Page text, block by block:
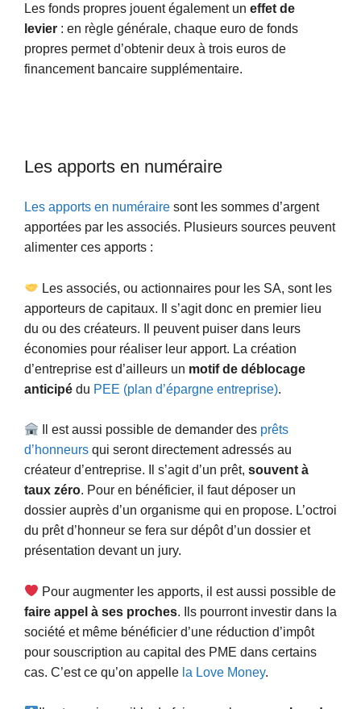
Les fonds propres jouent également un effet de
levier : en règle générale, chaque euro de fonds
propres permet d’obtenir deux à trois euros de
financement bancaire supplémentaire.
Les apports en numéraire
Les apports en numéraire sont les sommes d’argent
apportées par les associés. Plusieurs sources peuvent
alimenter ces apports :
Les associés, ou actionnaires pour les SA, sont les
apporteurs de capitaux. Il s’agit donc en premier lieu
du ou des créateurs. Il peuvent puiser dans leurs
économies pour réaliser leur apport. La création
d’entreprise est d’ailleurs un motif de déblocage
anticipé du PEE (plan d’épargne entreprise).
Il est aussi possible de demander des prêts
d’honneurs qui seront directement adressés au
créateur d’entreprise. Il s’agit d’un prêt, souvent à
taux zéro. Pour en bénéficier, il faut déposer un
dossier auprès d’un organisme qui en propose. L’octroi
du prêt d’honneur se fera sur dépôt d’un dossier et
présentation devant un jury.
Pour augmenter les apports, il est aussi possible de
faire appel à ses proches. Ils pourront investir dans la
société et même bénéficier d’une réduction d’impôt
pour souscription au capital des PME dans certains
cas. C’est ce qu’on appelle la Love Money.